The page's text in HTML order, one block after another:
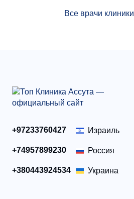
Все врачи клиники
+97233760427 Израиль
+74957899230 Россия
+380443924534 Украина